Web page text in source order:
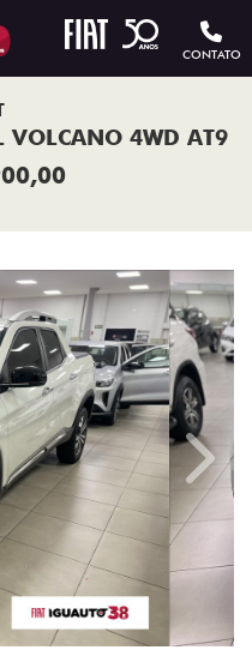
CONTATO
VOLCANO 4WD AT9
Next